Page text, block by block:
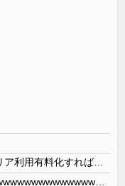
【有能】政府「トラックはサービスエリア利用有料化すればサボらず走るし流問題解決じゃね？」